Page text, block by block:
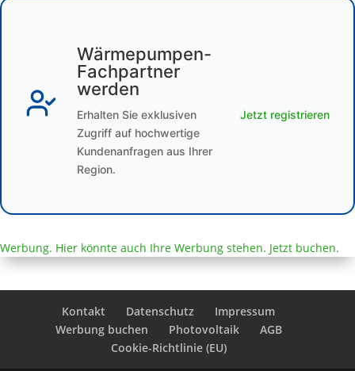
Wärmepumpen-
Fachpartner
werden
Erhalten Sie exklusiven
Zugriff auf hochwertige
Kundenanfragen aus Ihrer
Region.
Jetzt registrieren
Werbung. Hier könnte auch Ihre Werbung stehen. Jetzt buchen.
Kontakt Datenschutz
Impressum
Werbung buchen
Photovoltaik
AGB
Cookie-Richtlinie (EU)